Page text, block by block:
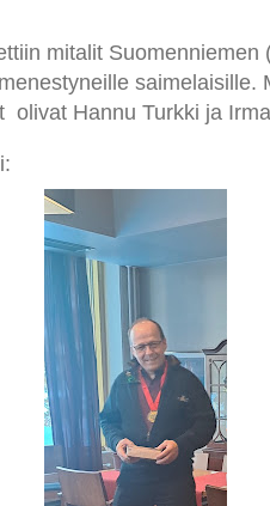
mitalit Suomenniemen
saimelaisille.
olivat Hannu Turkki ja